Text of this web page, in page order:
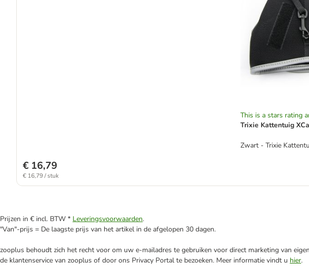
This is a stars rating
Trixie Kattentuig
Zwart - Trixie
€ 16,79
€ 16,79 / stuk
Prijzen in € incl. BTW * Leveringsvoorwaarden.
"Van"-prijs = De laagste prijs van het artikel in de afgelopen 30 dagen.
zooplus behoudt zich het recht voor om uw e-mailadres te gebruiken voor direct marketing van
de klantenservice van zooplus of door ons Privacy Portal te bezoeken. Meer informatie vindt u hier.